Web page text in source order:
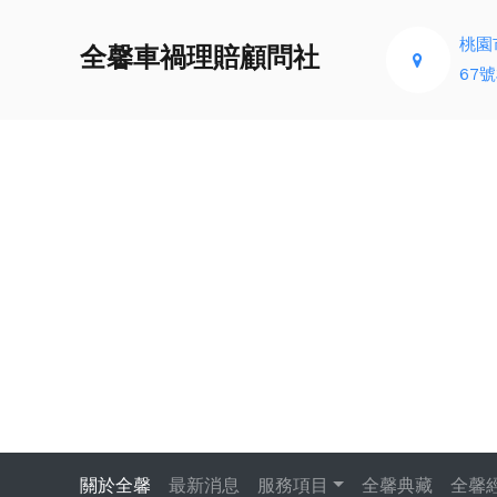
全馨車禍理賠顧問社
桃園
67
關於全馨 最新消息 服務項目 全馨典藏 全馨